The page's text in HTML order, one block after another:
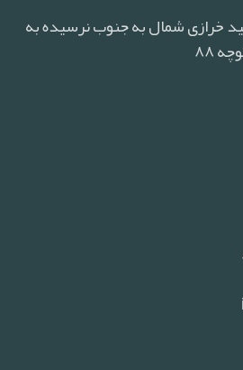
خرازی شمال به جنوب نرسیده به
۸۸